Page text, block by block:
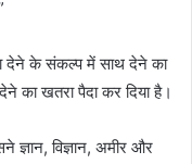
देने के संकल्प में साथ देने का
का खतरा पैदा कर दिया है।
ज्ञान, विज्ञान, अमीर और